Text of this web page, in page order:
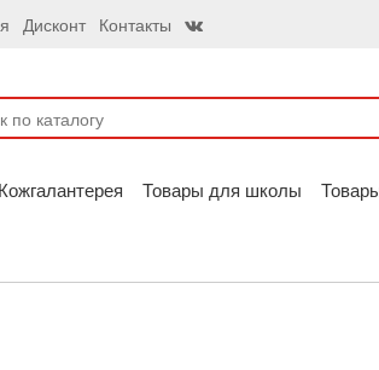
Дисконт Контакты
Кожгалантерея Товары для школы